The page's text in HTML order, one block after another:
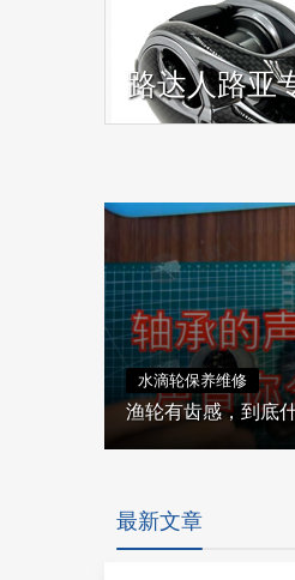
路达人路亚
水滴轮保养维修
最新文章